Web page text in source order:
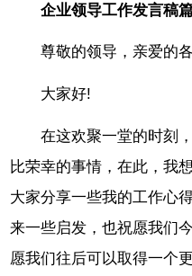
企业领导工作发言稿
尊敬的领导，亲爱的
大家好!
在这欢聚一堂的时刻
比荣幸的事情，在此，我
大家分享一些我的工作心
来一些启发，也祝愿我们
愿我们往后可以取得一个